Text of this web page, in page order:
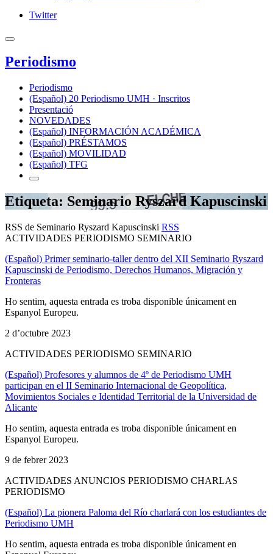
Twitter
Periodismo
Periodismo
(Español) 20 Periodismo UMH · Inscritos
Presentació
NOVEDADES
(Español) INFORMACIÓN ACADÉMICA
(Español) PRÉSTAMOS
(Español) MOVILIDAD
(Español) TFG
Etiqueta: Seminario Ryszard Kapuscinski
RSS de Seminario Ryszard Kapuscinski RSS
ACTIVIDADES PERIODISMO SEMINARIO
(Español) Primer seminario-taller dentro del XII Seminario Ryszard
Kapuscinski de Periodismo, Derechos Humanos, Migración y
Fronteras
Ho sentim, aquesta entrada es troba disponible únicament en
Espanyol Europeu.
2 d’octubre 2023
ACTIVIDADES PERIODISMO SEMINARIO
(Español) Profesores y alumnos de 4º de Periodismo UMH
participan en el II Seminario Internacional de Geopolítica,
Movimientos Sociales e Identidad Territorial de la Universidad de
Alicante
Ho sentim, aquesta entrada es troba disponible únicament en
Espanyol Europeu.
9 de febrer 2023
ACTIVIDADES ANUNCIOS PERIODISMO CHARLAS
PERIODISMO
(Español) La pionera Paloma del Río charlará con los estudiantes de
Periodismo UMH
Ho sentim, aquesta entrada es troba disponible únicament en